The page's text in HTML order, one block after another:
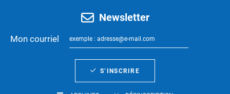
Newsletter
Mon courriel
S’INSCRIRE